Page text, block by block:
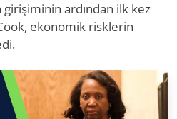
ardından ilk kez
ekonomik risklerin